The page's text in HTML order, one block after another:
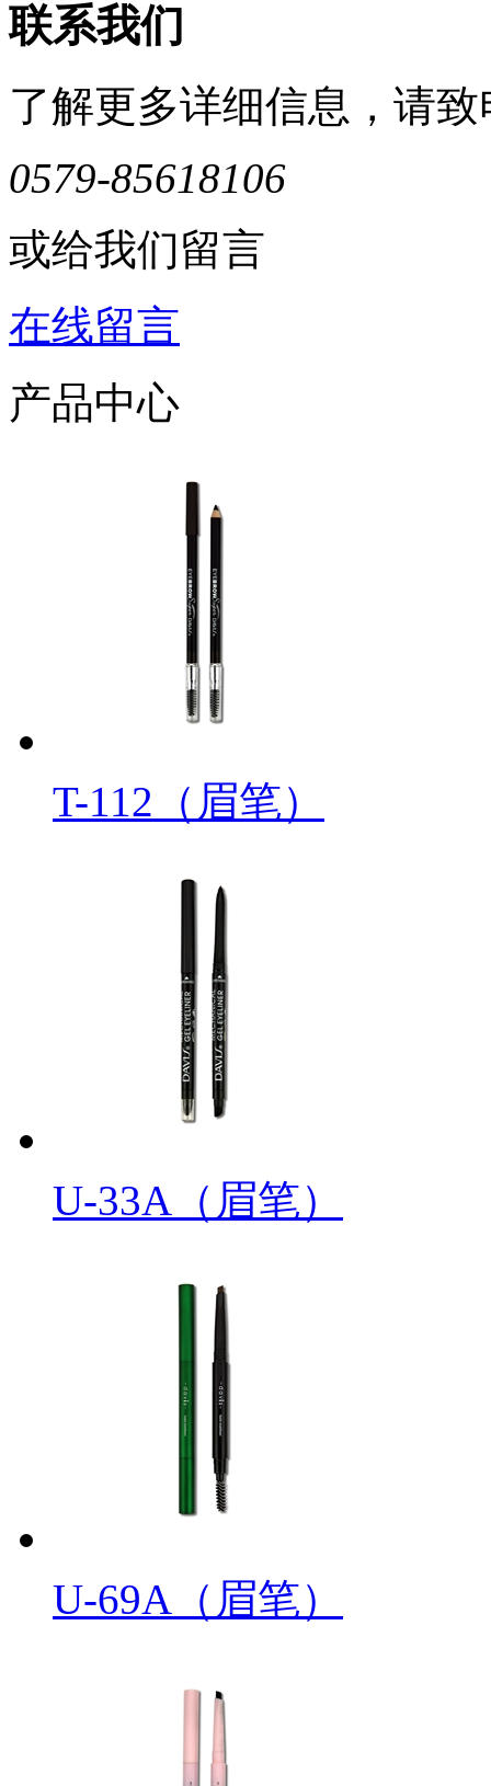
联系我们
了解更多详细信息，请致
0579-85618106
或给我们留言
在线留言
产品中心
T-112（眉笔）
U-33A（眉笔）
U-69A（眉笔）